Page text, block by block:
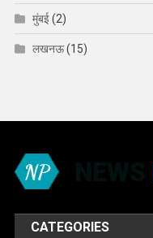
मुंबई(2)
लखनऊ(15)
CATEGORIES